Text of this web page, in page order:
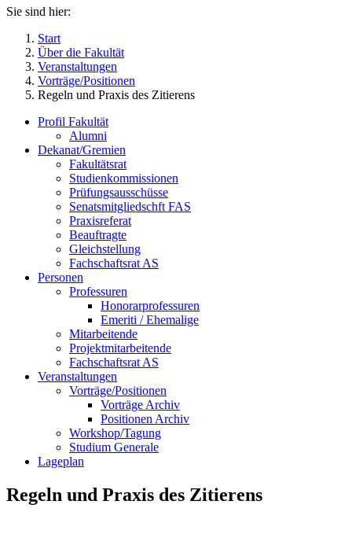
Sie sind hier:
Start
Über die Fakultät
Veranstaltungen
Vorträge/Positionen
Regeln und Praxis des Zitierens
Profil Fakultät
Alumni
Dekanat/Gremien
Fakultätsrat
Studienkommissionen
Prüfungsausschüsse
Senatsmitgliedschft FAS
Praxisreferat
Beauftragte
Gleichstellung
Fachschaftsrat AS
Personen
Professuren
Honorarprofessuren
Emeriti / Ehemalige
Mitarbeitende
Projektmitarbeitende
Fachschaftsrat AS
Veranstaltungen
Vorträge/Positionen
Vorträge Archiv
Positionen Archiv
Workshop/Tagung
Studium Generale
Lageplan
Regeln und Praxis des Zitierens